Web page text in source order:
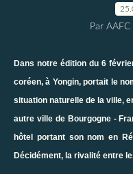
Par
Dans notre édition du 6
coréen, à Yongin, portait le
situation naturelle de la ville,
autre ville de Bourgogne -
hôtel portant son nom en
Décidément, la rivalité entre